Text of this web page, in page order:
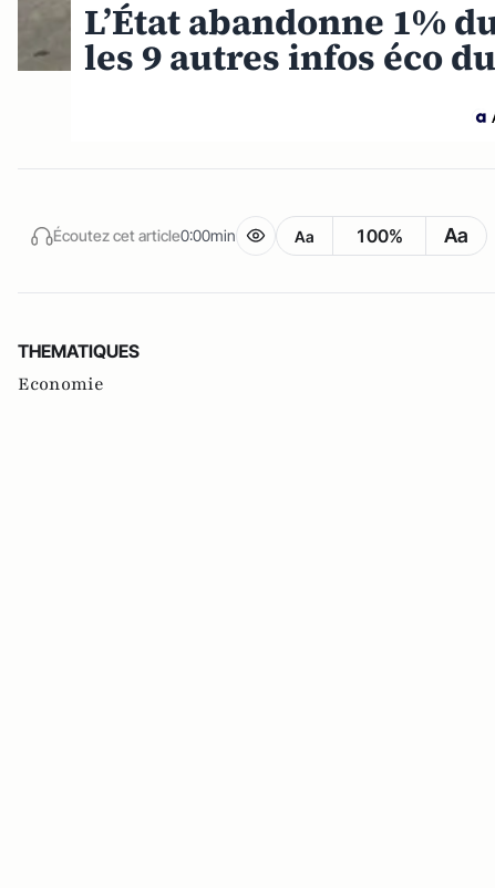
L’État abandonne 1%
les 9 autres infos éco
Écoutez cet article0:00min Aa 100% Aa
THEMATIQUES
Economie